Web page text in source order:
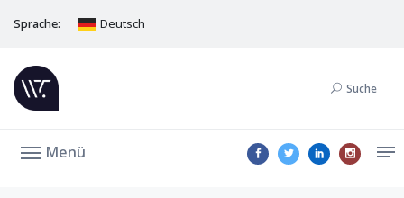
Sprache: Deutsch
Suche
Menü